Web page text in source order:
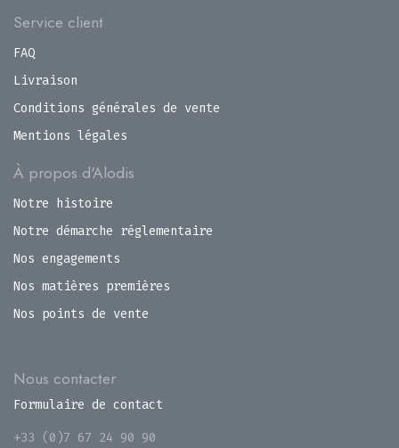
Service client
FAQ
Livraison
Conditions générales de vente
Mentions légales
À propos d'Alodis
Notre histoire
Notre démarche réglementaire
Nos engagements
Nos matières premières
Nos points de vente
Nous contacter
Formulaire de contact
+33 (0)7 67 24 90 90